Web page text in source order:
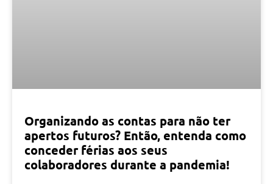
Organizando as contas para não ter
apertos futuros? Então, entenda como
conceder férias aos seus
colaboradores durante a pandemia!